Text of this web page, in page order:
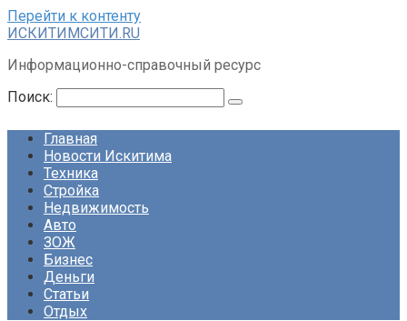
Перейти к контенту
ИСКИТИМСИТИ.RU
Информационно-справочный ресурс
Поиск:
Главная
Новости Искитима
Техника
Стройка
Недвижимость
Авто
ЗОЖ
Бизнес
Деньги
Статьи
Отдых